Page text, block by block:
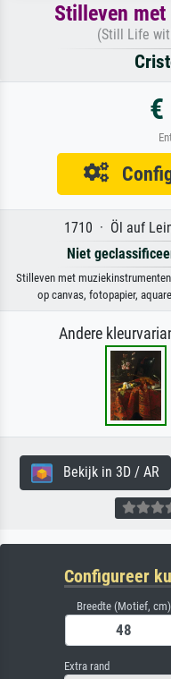
Stilleven
(Still Life
€
1710 · Öl auf
Niet
Stilleven met
op canvas, fotopapier,
Andere
Bekijk in 3D / AR
Configureer
Breedte (Motief, cm)
Extra rand